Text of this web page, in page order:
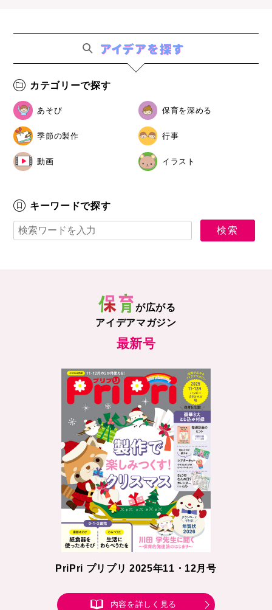
カテゴリーで探す
あそび 保育を深める
季節の製作 行事
動画 イラスト
キーワードで探す
が広がる
アイデアマガジン
最新号
PriPri プリプリ 2025年11・12月号
内容を詳しく見る